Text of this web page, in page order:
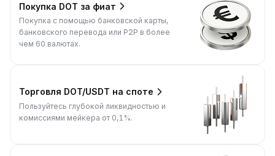
Покупка DOT за фиат
Покупка с помощью банковской карты,
банковского перевода или P2P в более
чем 60 валютах.
Торговля DOT/USDT на споте
Пользуйтесь глубокой ликвидностью и
комиссиями мейкера от 0,1%.